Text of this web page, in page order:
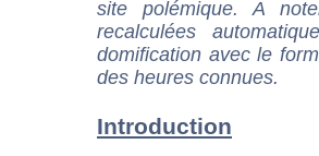
site polémique. A
recalculées
domification avec le
des heures connues.
Introduction